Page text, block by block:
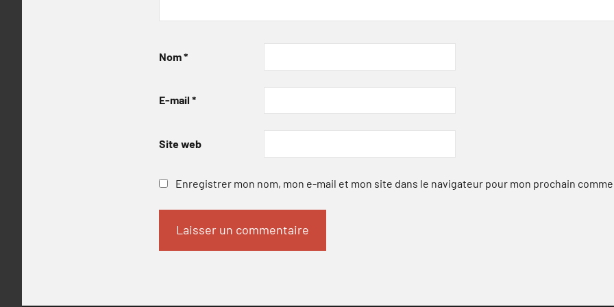
Nom*
E-mail *
Site web
Enregistrer mon nom, mon e-mail et mon site dans le navigateur pour mon prochain